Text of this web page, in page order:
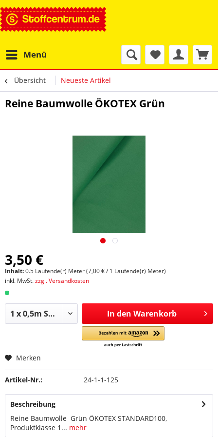
Menü
Übersicht Neueste Artikel
Reine Baumwolle ÖKOTEX Grün
3,50 €
Inhalt:0.5 Laufende(r) Meter (7,00 € / 1 Laufende(r) Meter)
inkl. MwSt.zzgl. Versandkosten
In den Warenkorb
Merken
Artikel-Nr.: 24-1-1-125
Beschreibung
Reine Baumwolle Grün ÖKOTEX STANDARD100,
Produktklasse 1... mehr